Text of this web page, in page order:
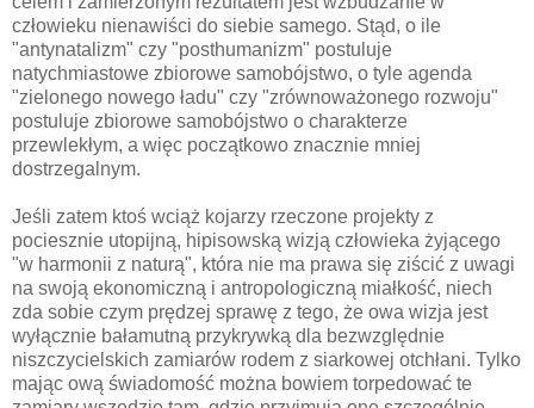
człowieku nienawiści do siebie samego. Stąd, o ile
"antynatalizm" czy "posthumanizm" postuluje
natychmiastowe zbiorowe samobójstwo, o tyle agenda
"zielonego nowego ładu" czy "zrównoważonego rozwoju"
postuluje zbiorowe samobójstwo o charakterze
przewlekłym, a więc początkowo znacznie mniej
dostrzegalnym.
Jeśli zatem ktoś wciąż kojarzy rzeczone projekty z
pociesznie utopijną, hipisowską wizją człowieka żyjącego
"w harmonii z naturą", która nie ma prawa się ziścić z uwagi
na swoją ekonomiczną i antropologiczną miałkość, niech
zda sobie czym prędzej sprawę z tego, że owa wizja jest
wyłącznie bałamutną przykrywką dla bezwzględnie
niszczycielskich zamiarów rodem z siarkowej otchłani. Tylko
mając ową świadomość można bowiem torpedować te